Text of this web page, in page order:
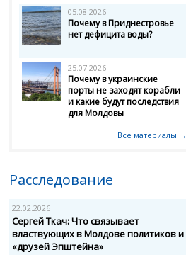
05.08.2026
Почему в Приднестровье
нет дефицита воды?
25.07.2026
Почему в украинские
порты не заходят корабли
и какие будут последствия
для Молдовы
Все материалы →
Расследование
22.02.2026
Сергей Ткач: Что связывает
властвующих в Молдове политиков и
«друзей Эпштейна»